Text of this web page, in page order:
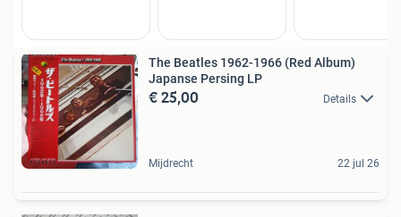
The Beatles 1962-1966 (Red Album)
Japanse Persing LP
€ 25,00 Details
Mijdrecht 22 jul 26